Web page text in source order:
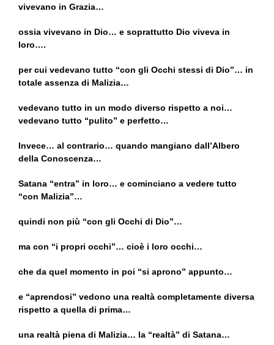
vivevano in Grazia…
ossia vivevano in Dio… e soprattutto Dio viveva in
loro….
per cui vedevano tutto “con gli Occhi stessi di Dio”… in
totale assenza di Malizia…
vedevano tutto in un modo diverso rispetto a noi…
vedevano tutto “pulito” e perfetto…
Invece… al contrario… quando mangiano dall’Albero
della Conoscenza…
Satana “entra” in loro… e cominciano a vedere tutto
“con Malizia”…
quindi non più “con gli Occhi di Dio”…
ma con “i propri occhi”… cioè i loro occhi…
che da quel momento in poi “si aprono” appunto…
e “aprendosi” vedono una realtà completamente diversa
rispetto a quella di prima…
una realtà piena di Malizia… la “realtà” di Satana…